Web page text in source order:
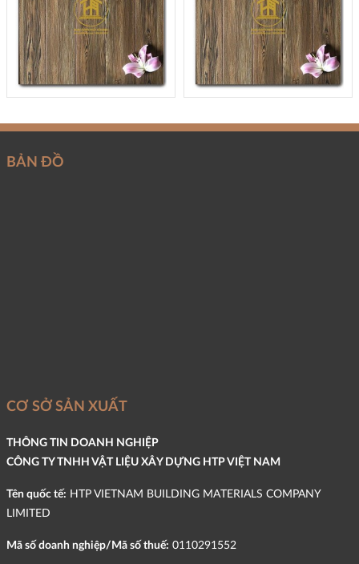
BẢN ĐỒ
CƠ SỞ SẢN XUẤT
THÔNG TIN DOANH NGHIỆP
CÔNG TY TNHH VẬT LIỆU XÂY DỰNG HTP VIỆT NAM
Tên quốc tế: HTP VIETNAM BUILDING MATERIALS COMPANY
LIMITED
Mã số doanh nghiệp/Mã số thuế: 0110291552